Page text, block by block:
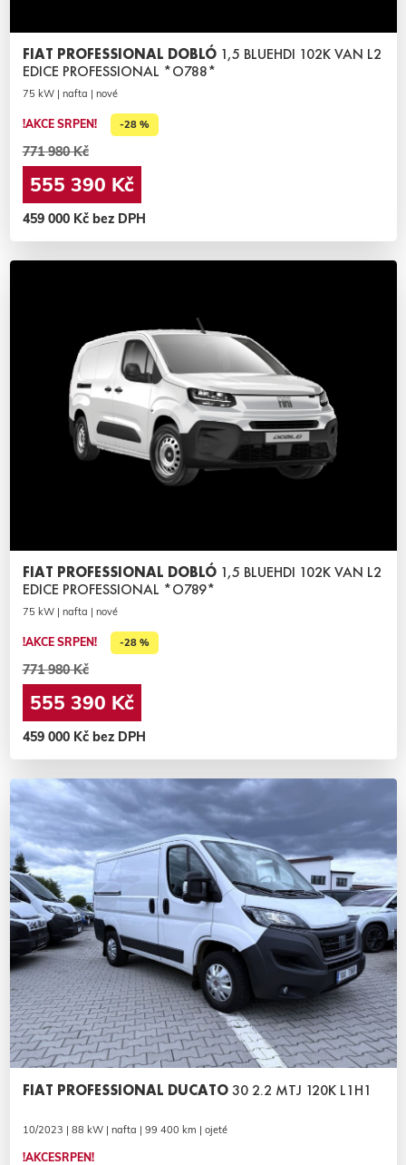
FIAT PROFESSIONAL DOBLÓ 1,5 BLUEHDI 102K VAN L2
EDICE PROFESSIONAL *O788*
75 kW | nafta | nové
!AKCE SRPEN! -28 %
771 980 Kč
555 390 Kč
459 000 Kč bez DPH
FIAT PROFESSIONAL DOBLÓ 1,5 BLUEHDI 102K VAN L2
EDICE PROFESSIONAL *O789*
75 kW | nafta | nové
!AKCE SRPEN! -28 %
771 980 Kč
555 390 Kč
459 000 Kč bez DPH
FIAT PROFESSIONAL DUCATO30 2.2 MTJ 120K L1H1
10/2023 | 88 kW | nafta | 99 400 km | ojeté
!AKCESRPEN!